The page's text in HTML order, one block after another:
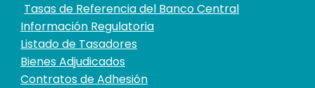
Tasas de Referencia del Banco Central
Información Regulatoria
Listado de Tasadores
Bienes Adjudicados
Contratos de Adhesión